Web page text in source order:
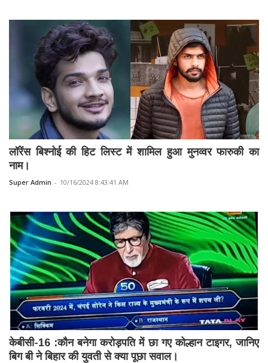
लॉरेंस बिश्नोई की हिट लिस्ट में शामिल हुआ मुनव्वर फारुकी का
नाम।
Super Admin - 10/16/2024 8:43:41 AM
केबीसी-16 :कौन बनेगा करोड़पति में छा गए कोल्हान टाइगर, जानिए
बिग बी ने बिहार की युवती से क्या पूछा सवाल।